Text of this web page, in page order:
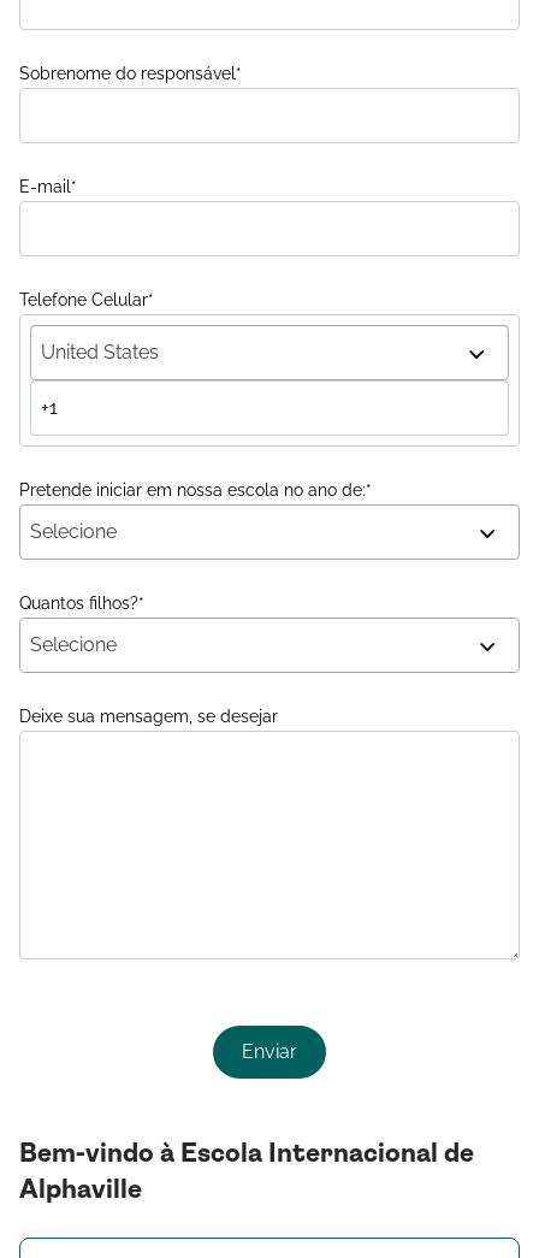
Sobrenome do responsável *
E-mail *
Telefone Celular*
United States
Pretende iniciar em nossa escola no ano de:*
Selecione
Quantos filhos?*
Selecione
Deixe sua mensagem, se desejar
Bem-vindo à Escola Internacional de
Alphaville